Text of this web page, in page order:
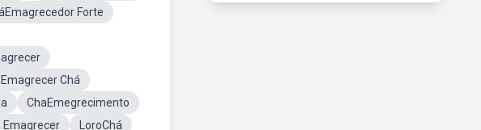
Forte
Chá
ChaEmegrecimento
Emagrecer
LoroChá